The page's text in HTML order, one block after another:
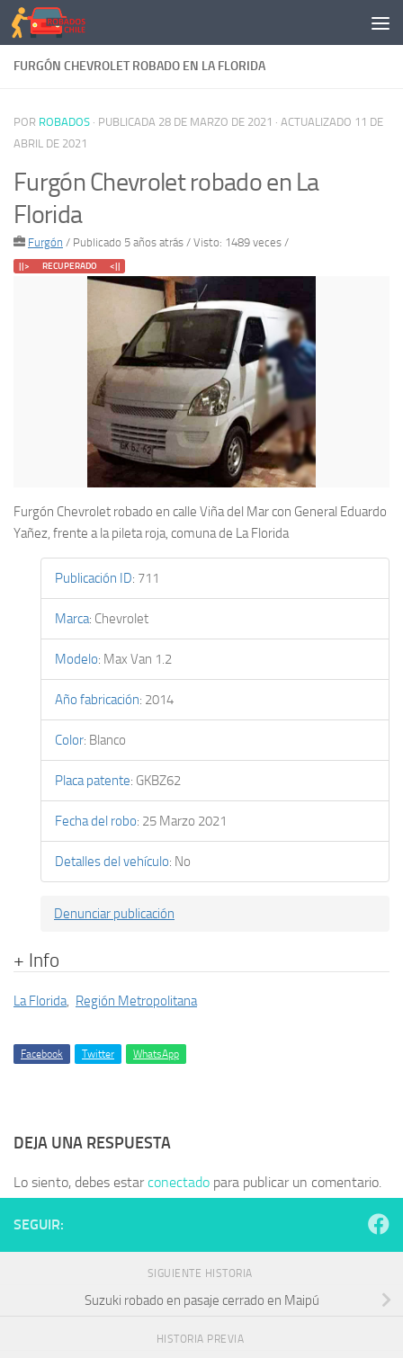
Saltar al contenido
FURGÓN CHEVROLET ROBADO EN LA FLORIDA
POR ROBADOS · PUBLICADA 28 DE MARZO DE 2021 · ACTUALIZADO 11 DE
ABRIL DE 2021
Furgón Chevrolet robado en La
Florida
Furgón / Publicado 5 años atrás / Visto: 1489 veces /
||> RECUPERADO <||
Furgón Chevrolet robado en calle Viña del Mar con General Eduardo
Yañez, frente a la pileta roja, comuna de La Florida
Publicación ID: 711
Marca: Chevrolet
Modelo: Max Van 1.2
Año fabricación: 2014
Color: Blanco
Placa patente: GKBZ62
Fecha del robo: 25 Marzo 2021
Detalles del vehículo: No
Denunciar publicación
+ Info
La Florida, Región Metropolitana
Facebook Twitter WhatsApp
DEJA UNA RESPUESTA
Lo siento, debes estarconectado para publicar un comentario.
SEGUIR:
SIGUIENTE HISTORIA
Suzuki robado en pasaje cerrado en Maipú
HISTORIA PREVIA